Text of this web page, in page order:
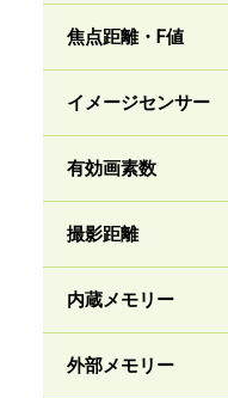
焦点距離・F値
イメージセンサー
有効画素数
撮影距離
内蔵メモリー
外部メモリー